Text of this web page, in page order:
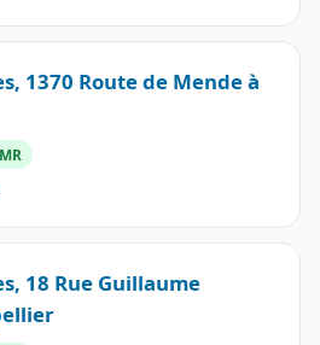
1370 Route de Mende à
18 Rue Guillaume